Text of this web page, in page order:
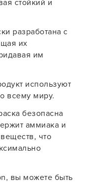
стойкий и
разработана с
их
им
используют
всему миру.
безопасна
аммиака и
что
вы можете быть